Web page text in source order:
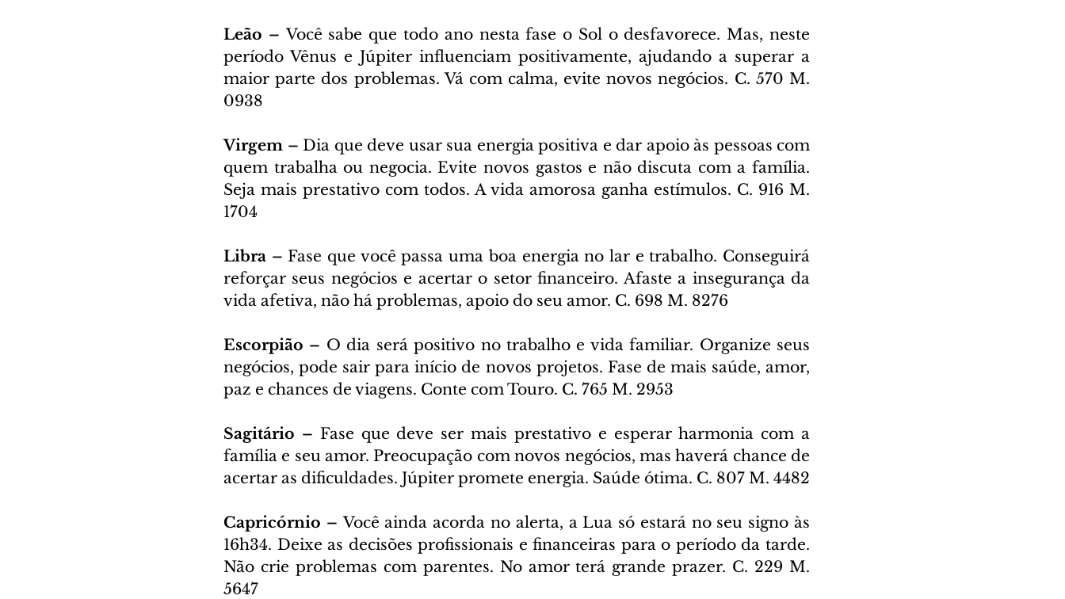
Leão – Você sabe que todo ano nesta fase o Sol o desfavorece. Mas, neste
período Vênus e Júpiter influenciam positivamente, ajudando a superar a
maior parte dos problemas. Vá com calma, evite novos negócios. C. 570 M.
0938
Virgem – Dia que deve usar sua energia positiva e dar apoio às pessoas com
quem trabalha ou negocia. Evite novos gastos e não discuta com a família.
Seja mais prestativo com todos. A vida amorosa ganha estímulos. C. 916 M.
1704
Libra – Fase que você passa uma boa energia no lar e trabalho. Conseguirá
reforçar seus negócios e acertar o setor financeiro. Afaste a insegurança da
vida afetiva, não há problemas, apoio do seu amor. C. 698 M. 8276
Escorpião – O dia será positivo no trabalho e vida familiar. Organize seus
negócios, pode sair para início de novos projetos. Fase de mais saúde, amor,
paz e chances de viagens. Conte com Touro. C. 765 M. 2953
Sagitário – Fase que deve ser mais prestativo e esperar harmonia com a
família e seu amor. Preocupação com novos negócios, mas haverá chance de
acertar as dificuldades. Júpiter promete energia. Saúde ótima. C. 807 M. 4482
Capricórnio – Você ainda acorda no alerta, a Lua só estará no seu signo às
16h34. Deixe as decisões profissionais e financeiras para o período da tarde.
Não crie problemas com parentes. No amor terá grande prazer. C. 229 M.
5647